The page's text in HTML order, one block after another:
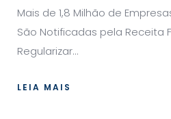
Mais de 1,8 Milhão de
São Notificadas pela Receita
Regularizar...
LEIA MAIS